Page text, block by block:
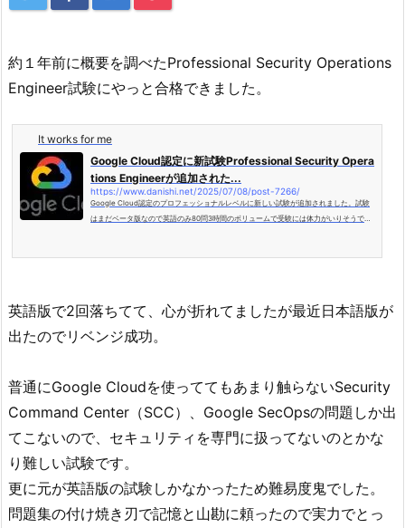
約１年前に概要を調べたProfessional Security Operations
Engineer試験にやっと合格できました。
It works for me
Google Cloud認定に新試験Professional Security Opera
tions Engineerが追加された...
https://www.danishi.net/2025/07/08/post-7266/
Google Cloud認定のプロフェッショナルレベルに新しい試験が追加されました。試験
はまだベータ版なので英語のみ80問3時間のボリュームで受験には体力がいりそうで
英語版で2回落ちてて、心が折れてましたが最近日本語版が
出たのでリベンジ成功。
普通にGoogle Cloudを使っててもあまり触らないSecurity
Command Center（SCC）、Google SecOpsの問題しか出
てこないので、セキュリティを専門に扱ってないのとかな
り難しい試験です。
更に元が英語版の試験しかなかったため難易度鬼でした。
問題集の付け焼き刃で記憶と山勘に頼ったので実力でとっ